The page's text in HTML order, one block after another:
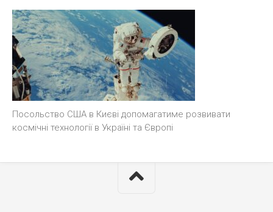
Посольство США в Києві допомагатиме розвивати
космічні технології в Україні та Європі